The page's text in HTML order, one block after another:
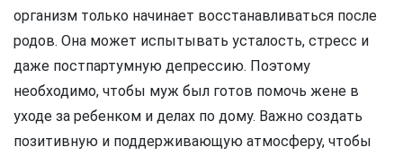
организм только начинает восстанавливаться после
родов. Она может испытывать усталость, стресс и
даже постпартумную депрессию. Поэтому
необходимо, чтобы муж был готов помочь жене в
уходе за ребенком и делах по дому. Важно создать
позитивную и поддерживающую атмосферу, чтобы